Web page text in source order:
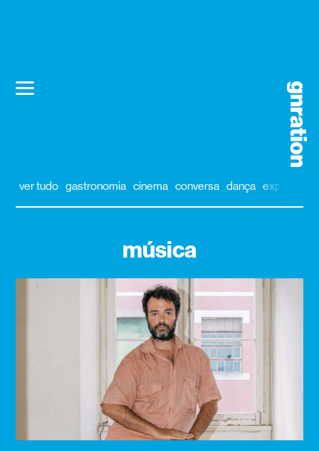
ver tudo gastronomia cinema conversa dança exposição
música